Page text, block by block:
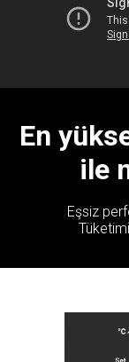
En
ile
Eşsiz